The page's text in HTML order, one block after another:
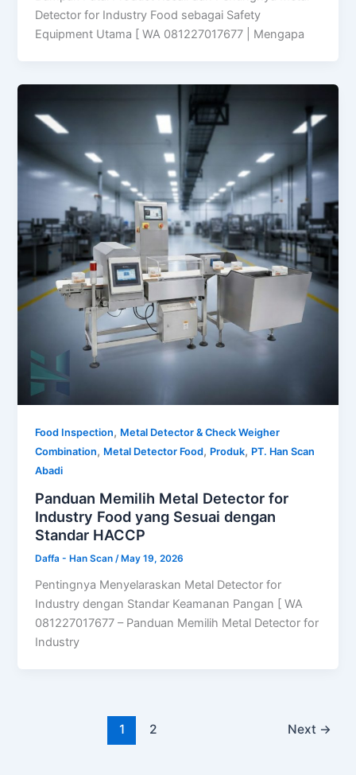
Detector for Industry Food sebagai Safety
Equipment Utama [ WA 081227017677 | Mengapa
Food Inspection, Metal Detector & Check Weigher
Combination, Metal Detector Food, Produk, PT. Han Scan
Abadi
Panduan Memilih Metal Detector for
Industry Food yang Sesuai dengan
Standar HACCP
Daffa - Han Scan/ May 19, 2026
Pentingnya Menyelaraskan Metal Detector for
Industry dengan Standar Keamanan Pangan [ WA
081227017677 – Panduan Memilih Metal Detector for
Industry
1 2 Next →